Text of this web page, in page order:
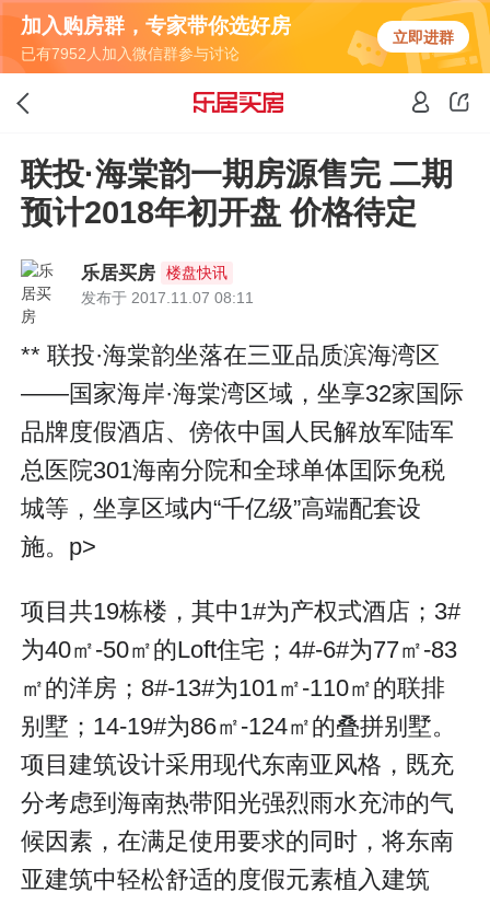
加入购房群，专家带你选好房
已有7952人加入微信群参与讨论
立即进群
联投·海棠韵一期房源售完 二期
预计2018年初开盘 价格待定
乐居买房
楼盘快讯
发布于 2017.11.07 08:11
** 联投·海棠韵坐落在三亚品质滨海湾区
——国家海岸·海棠湾区域，坐享32家国际
品牌度假酒店、傍依中国人民解放军陆军
总医院301海南分院和全球单体囯际免税
城等，坐享区域内“千亿级”高端配套设
施。p>
项目共19栋楼，其中1#为产权式酒店；3#
为40㎡-50㎡的Loft住宅；4#-6#为77㎡-83
㎡的洋房；8#-13#为101㎡-110㎡的联排
别墅；14-19#为86㎡-124㎡的叠拼别墅。
项目建筑设计采用现代东南亚风格，既充
分考虑到海南热带阳光强烈雨水充沛的气
候因素，在满足使用要求的同时，将东南
亚建筑中轻松舒适的度假元素植入建筑